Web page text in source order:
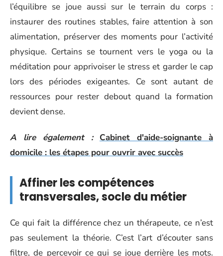
l’équilibre se joue aussi sur le terrain du corps :
instaurer des routines stables, faire attention à son
alimentation, préserver des moments pour l’activité
physique. Certains se tournent vers le yoga ou la
méditation pour apprivoiser le stress et garder le cap
lors des périodes exigeantes. Ce sont autant de
ressources pour rester debout quand la formation
devient dense.
A lire également :
Cabinet d'aide-soignante à
domicile : les étapes pour ouvrir avec succès
Affiner les compétences
transversales, socle du métier
Ce qui fait la différence chez un thérapeute, ce n’est
pas seulement la théorie. C’est l’art d’écouter sans
filtre, de percevoir ce qui se joue derrière les mots.